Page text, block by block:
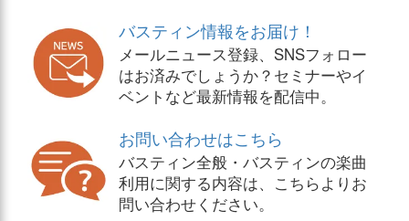
バスティン情報をお届け！
メールニュース登録、SNSフォロー
はお済みでしょうか？セミナーやイ
ベントなど最新情報を配信中。
お問い合わせはこちら
バスティン全般・バスティンの楽曲
利用に関する内容は、こちらよりお
問い合わせください。